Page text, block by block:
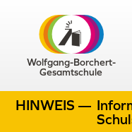
Wolfgang-Borchert-
Gesamtschule
HINWEIS —